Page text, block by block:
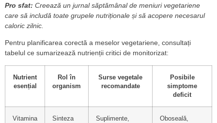
Pro sfat: Creează un jurnal săptămânal de meniuri vegetariene
care să includă toate grupele nutriționale și să acopere necesarul
caloric zilnic.
Pentru planificarea corectă a meselor vegetariene, consultați
tabelul ce sumarizează nutrienții critici de monitorizat:
Nutrient
esențial
Rol în
organism
Surse vegetale
recomandate
Posibile
simptome
deficit
Vitamina
Sinteza
Suplimente,
Oboseală,